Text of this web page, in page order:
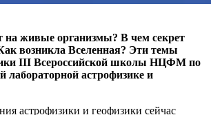
на живые организмы? В чем секрет
возникла Вселенная? Эти темы
III Всероссийской школы НЦФМ по
лабораторной астрофизике и
астрофизики и геофизики сейчас